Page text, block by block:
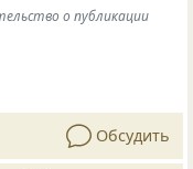
о публикации
Обсудить